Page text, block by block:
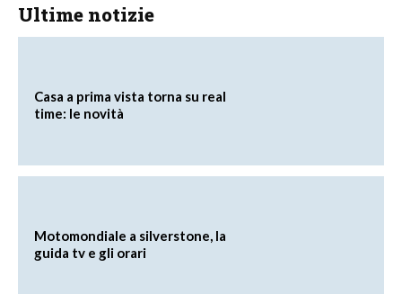
Ultime notizie
Casa a prima vista torna su real
time: le novità
Motomondiale a silverstone, la
guida tv e gli orari